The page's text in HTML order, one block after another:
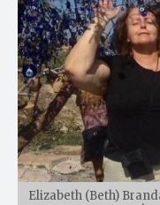
Elizabeth (Beth)